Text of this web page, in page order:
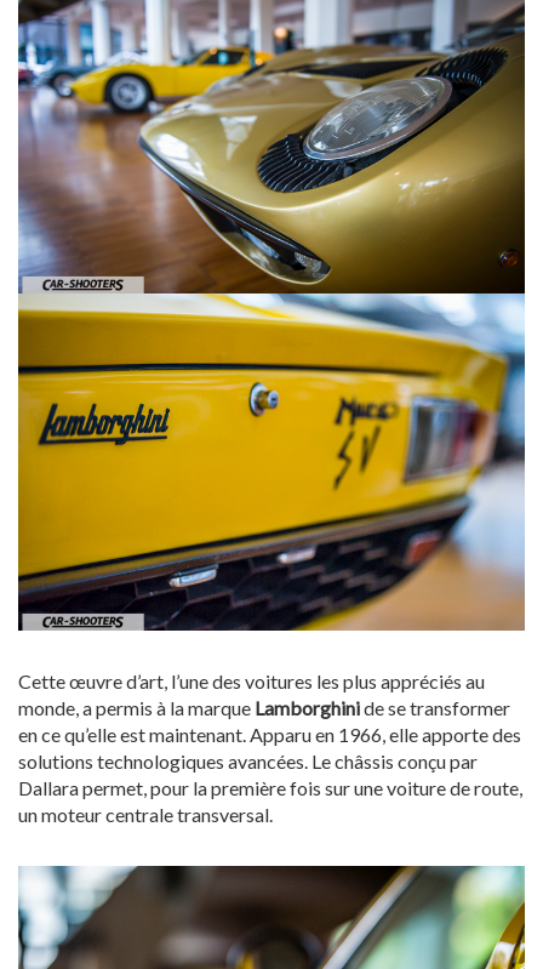
Cette œuvre d’art, l’une des voitures les plus appréciés au
monde, a permis à la marque Lamborghinide se transformer
en ce qu’elle est maintenant. Apparu en 1966, elle apporte des
solutions technologiques avancées. Le châssis conçu par
Dallara permet, pour la première fois sur une voiture de route,
un moteur centrale transversal.